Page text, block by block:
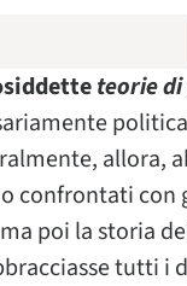
teorie
allora,
confrontati
poi la storia
tutti